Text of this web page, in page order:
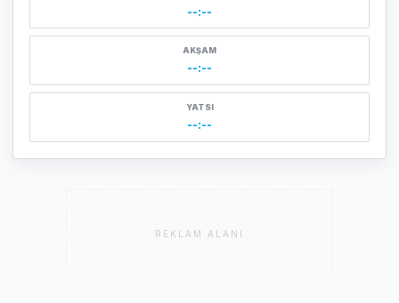
--:--
AKŞAM
--:--
YATSI
--:--
REKLAM ALANI